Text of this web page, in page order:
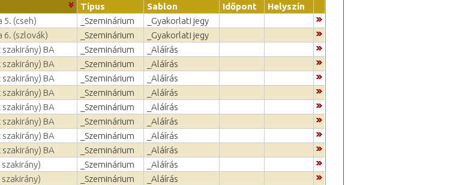
Típus Sablon Időpont
Helyszín
(cseh) _Szeminárium
_Gyakorlati jegy
6. (szlovák) _Szeminárium
_Gyakorlati jegy
BA _Szeminárium
_Aláírás
BA _Szeminárium
_Aláírás
BA _Szeminárium
_Aláírás
BA _Szeminárium
_Aláírás
BA _Szeminárium
_Aláírás
BA _Szeminárium
_Aláírás
BA _Szeminárium
_Aláírás
BA _Szeminárium
_Aláírás
_Szeminárium
_Aláírás
_Szeminárium
_Aláírás